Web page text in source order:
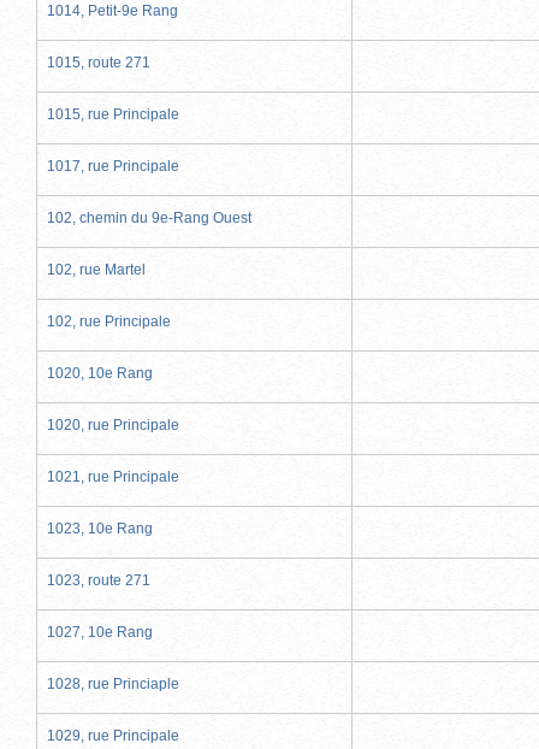
1014, Petit-9e Rang
1015, route 271
1015, rue Principale
1017, rue Principale
102, chemin du 9e-Rang Ouest
102, rue Martel
102, rue Principale
1020, 10e Rang
1020, rue Principale
1021, rue Principale
1023, 10e Rang
1023, route 271
1027, 10e Rang
1028, rue Princiaple
1029, rue Principale